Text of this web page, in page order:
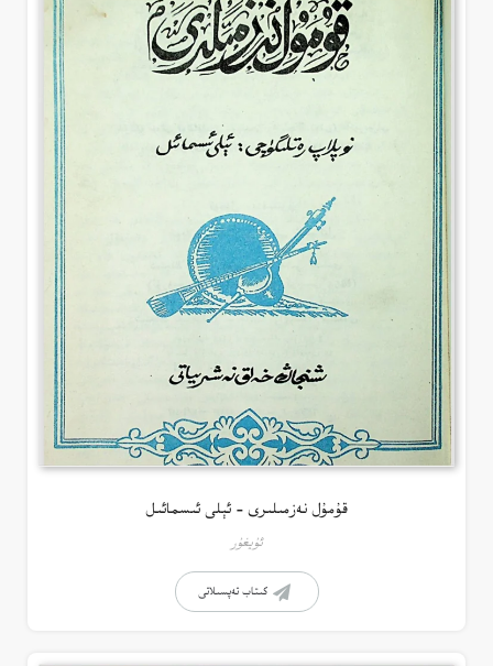
قۇمۇل نەزمىلىرى – ئېلى ئىسمائىل
ئۇيغۇر
كىتاب تەپسىلاتى